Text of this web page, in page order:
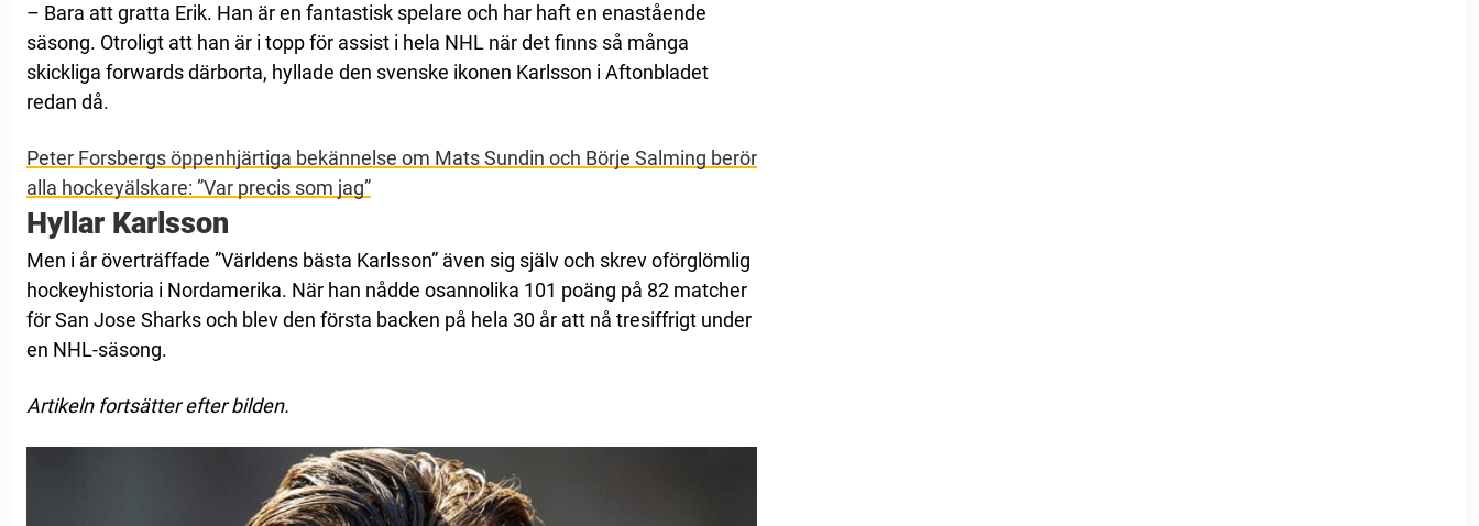
– Bara att gratta Erik. Han är en fantastisk spelare och har haft en enastående
säsong. Otroligt att han är i topp för assist i hela NHL när det finns så många
skickliga forwards därborta, hyllade den svenske ikonen Karlsson i Aftonbladet
redan då.
Peter Forsbergs öppenhjärtiga bekännelse om Mats Sundin och Börje Salming berör
alla hockeyälskare: ”Var precis som jag”
Hyllar Karlsson
Men i år överträffade ”Världens bästa Karlsson” även sig själv och skrev oförglömlig
hockeyhistoria i Nordamerika. När han nådde osannolika 101 poäng på 82 matcher
för San Jose Sharks och blev den första backen på hela 30 år att nå tresiffrigt under
en NHL-säsong.
Artikeln fortsätter efter bilden.